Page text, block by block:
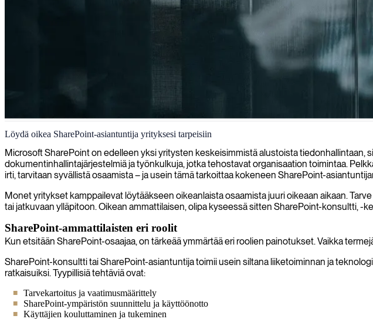
SharePoint-kehitys
Toimitamme SharePoint-asiantuntijoita, jotka luovat räätälöityjä, yhteistyöhön perustuvia alustoja,
Löydä oikea SharePoint-asiantuntija yrityksesi tarpeisiin
Microsoft SharePoint on edelleen yksi yritysten keskeisimmistä alustoista
dokumentinhallintajärjestelmiä ja työnkulkuja, jotka tehostavat organisaation toimintaa.
irti, tarvitaan syvällistä osaamista – ja usein tämä tarkoittaa kokeneen SharePoint-
Monet yritykset kamppailevat löytääkseen oikeanlaista osaamista juuri oikeaan aikaan.
tai jatkuvaan ylläpitoon. Oikean ammattilaisen, olipa kyseessä sitten SharePoint-konsultti,
SharePoint-ammattilaisten eri roolit
Kun etsitään SharePoint-osaajaa, on tärkeää ymmärtää eri roolien painotukset. Vaikka
SharePoint-konsultti tai SharePoint-asiantuntija toimii usein siltana liiketoiminnan ja
ratkaisuiksi. Tyypillisiä tehtäviä ovat:
Tarvekartoitus ja vaatimusmäärittely
SharePoint-ympäristön suunnittelu ja käyttöönotto
Käyttäjien kouluttaminen ja tukeminen